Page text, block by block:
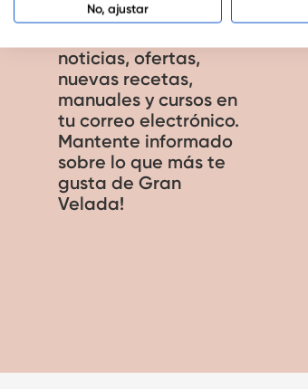
¡Suscríbete a nuestra
noticias, ofertas,
nuevas recetas,
manuales y cursos en
tu correo electrónico.
Mantente informado
sobre lo que más te
gusta de Gran
Velada!
No, ajustar